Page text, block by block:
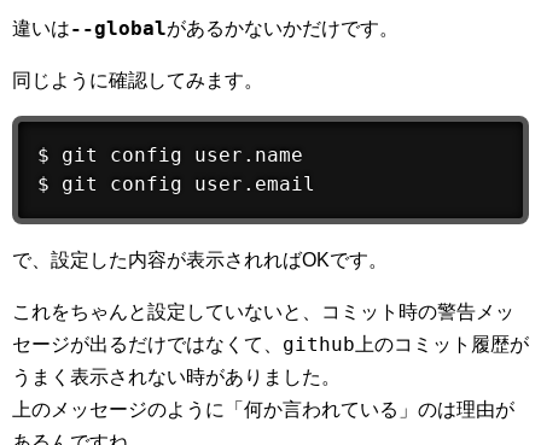
違いは--globalがあるかないかだけです。
同じように確認してみます。
$ git config user.name
$ git config user.email
で、設定した内容が表示されればOKです。
これをちゃんと設定していないと、コミット時の警告メッ
セージが出るだけではなくて、 github 上のコミット履歴が
うまく表示されない時がありました。
上のメッセージのように「何か言われている」のは理由が